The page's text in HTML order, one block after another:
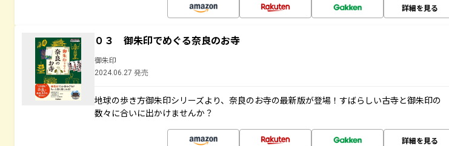
詳細を見る
０３ 御朱印でめぐる奈良のお寺
御朱印
2024.06.27 発売
地球の歩き方御朱印シリーズより、奈良のお寺の最新版が登場！すばらしい古寺と御朱印の
数々に合いに出かけませんか？
詳細を見る